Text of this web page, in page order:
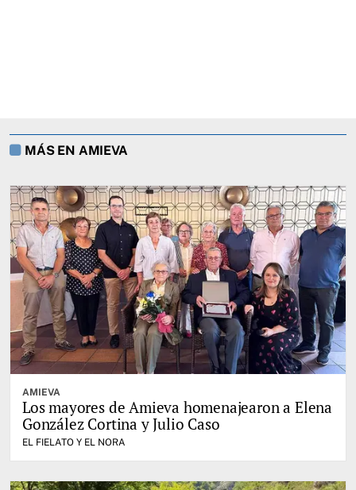
MÁS EN AMIEVA
AMIEVA
Los mayores de Amieva homenajearon a Elena
González Cortina y Julio Caso
EL FIELATO Y EL NORA